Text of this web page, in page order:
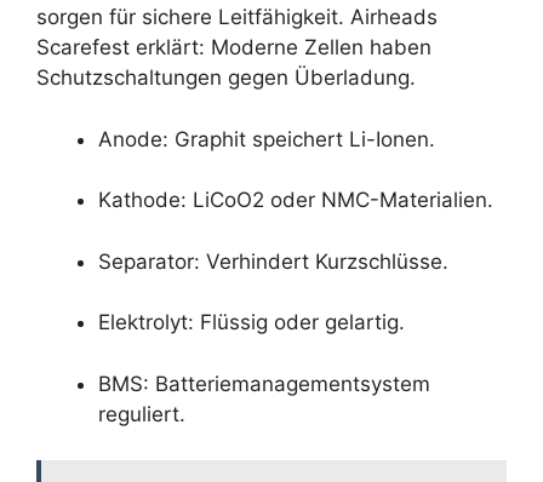
sorgen für sichere Leitfähigkeit. Airheads
Scarefest erklärt: Moderne Zellen haben
Schutzschaltungen gegen Überladung.
Anode: Graphit speichert Li-Ionen.
Kathode: LiCoO2 oder NMC-Materialien.
Separator: Verhindert Kurzschlüsse.
Elektrolyt: Flüssig oder gelartig.
BMS: Batteriemanagementsystem
reguliert.